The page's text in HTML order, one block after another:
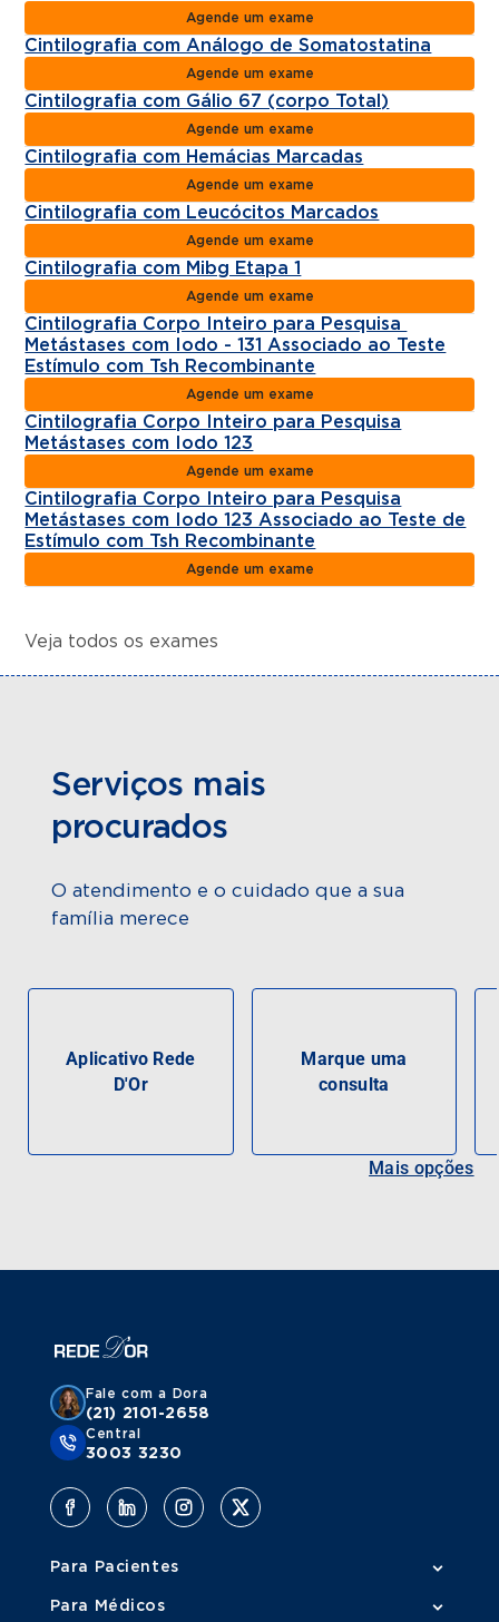
Agende um exame
Cintilografia com Análogo de Somatostatina
Agende um exame
Cintilografia com Gálio 67 (corpo Total)
Agende um exame
Cintilografia com Hemácias Marcadas
Agende um exame
Cintilografia com Leucócitos Marcados
Agende um exame
Cintilografia com Mibg Etapa 1
Agende um exame
Cintilografia Corpo Inteiro para Pesquisa
Metástases com Iodo - 131 Associado ao Teste
Estímulo com Tsh Recombinante
Agende um exame
Cintilografia Corpo Inteiro para Pesquisa
Metástases com Iodo 123
Agende um exame
Cintilografia Corpo Inteiro para Pesquisa
Metástases com Iodo 123 Associado ao Teste de
Estímulo com Tsh Recombinante
Agende um exame
Veja todos os exames
Serviços mais
procurados
O atendimento e o cuidado que a sua
família merece
Aplicativo Rede
D'Or
Marque uma
consulta
Mais opções
Fale com a Dora
(21) 2101-2658
Central
3003 3230
Para Pacientes
Para Médicos